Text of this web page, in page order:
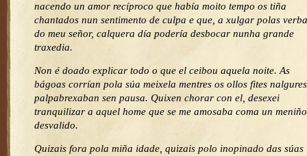
nacendo un amor recíproco que había moito tempo os tiña
chantados nun sentimento de culpa e que, a xulgar polas
do meu señor, calquera día podería desbocar nunha grande
traxedia.
Non é doado explicar todo o que el ceibou aquela noite. As
bágoas corrían pola súa meixela mentres os ollos fites nalgures
palpabrexaban sen pausa. Quixen chorar con el, desexei
tranquilizar a aquel home que se me amosaba coma un meniño
desvalido.
Quizais fora pola miña idade, quizais polo inopinado das súas